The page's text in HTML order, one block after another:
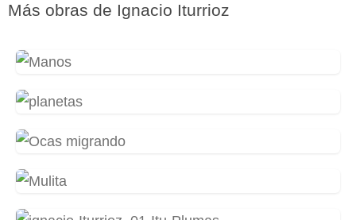
Más obras de Ignacio Iturrioz